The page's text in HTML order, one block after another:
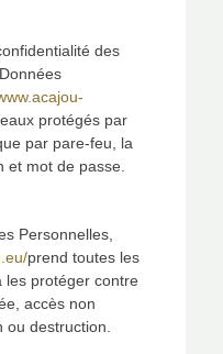
des
protégés par
par pare-feu, la
et mot de passe.
Personnelles,
prend toutes les
les protéger contre
accès non
destruction.